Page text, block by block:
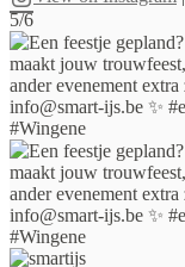
5/6